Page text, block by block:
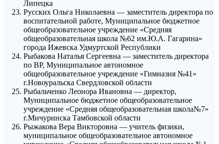
Липецка
Русских Ольга Николаевна — заместитель директора по
воспитательной работе, Муниципальное бюджетное
общеобразовательное учреждение «Средняя
общеобразовательная школа №62 им.Ю.А. Гагарина»
города Ижевска Удмуртской Республики
Рыбакова Наталья Сергеевна — заместитель директора
по ВР, Муниципальное автономное
общеобразовательное учреждение «Гимназия №41»
г.Новоуральска Свердловской области
Рыбальченко Леонора Ивановна — директор,
Муниципальное бюджетное общеобразовательное
учреждение «Средняя общеобразовательная школа№7»
г.Мичуринска Тамбовской области
Рыжакова Вера Викторовна — учитель физики,
муниципальное общеобразовательное автономное